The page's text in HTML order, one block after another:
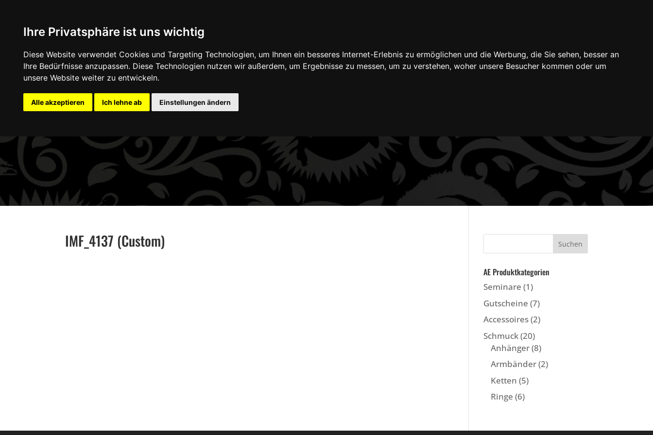
Ihre Privatsphäre ist uns wichtig
Diese Website verwendet Cookies und Targeting Technologien, um Ihnen ein besseres Internet-Erlebnis zu ermöglichen und die Werbung, die Sie sehen, besser an
Ihre Bedürfnisse anzupassen. Diese Technologien nutzen wir außerdem, um Ergebnisse zu messen, um zu verstehen, woher unsere Besucher kommen oder um
unsere Website weiter zu entwickeln.
Alle akzeptieren Ich lehne ab Einstellungen ändern
Home Schmuck Accessoires Gutscheine Seminare Farben & Zubehör für medizinisch notwendige Tätowierungen
IMF_4137 (Custom)
AE Produktkategorien
Seminare (1)
Gutscheine (7)
Accessoires(2)
Schmuck(20)
Anhänger(8)
Armbänder(2)
Ketten (5)
Ringe (6)